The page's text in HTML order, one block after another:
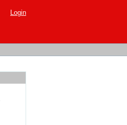
Login